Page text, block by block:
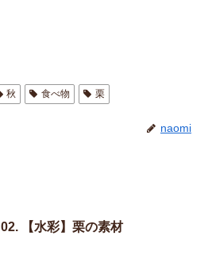
秋 食べ物 栗
naomi
02. 【水彩】栗の素材